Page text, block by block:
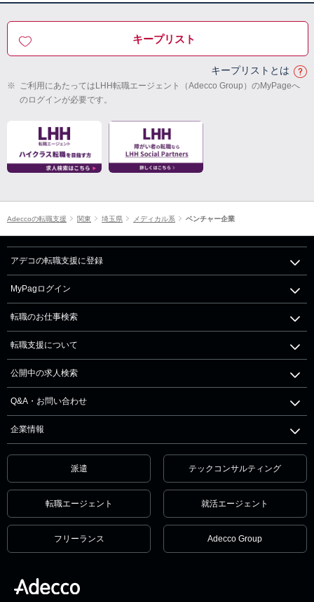
キープリスト
キープリストとは
※ ご利用にあたってはLHH転職エージェント（Adecco Group）のMyPageへ
のログインが必要です。
Adeccoの転職支援 関東 埼玉県 メディカル系 ベンチャー企業
アデコの転職支援に登録
MyPagログイン
転職のお仕事検索
転職支援について
公開中の求人検索
Q&A・お問い合わせ
企業情報
派遣 テックコンサルティング
転職エージェント 就活エージェント
フリーランス Adecco Group